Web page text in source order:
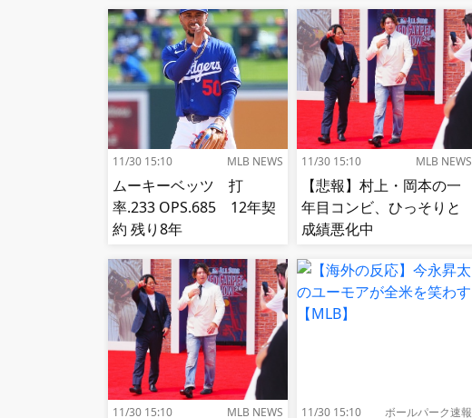
11/30 15:10 MLB NEWS
ムーキーベッツ 打
率.233 OPS.685 12年契
約 残り8年
11/30 15:10 MLB NEWS
【悲報】村上・岡本の一
年目コンビ、ひっそりと
成績悪化中
11/30 15:10 MLB NEWS 11/30 15:10 ボールパーク速報